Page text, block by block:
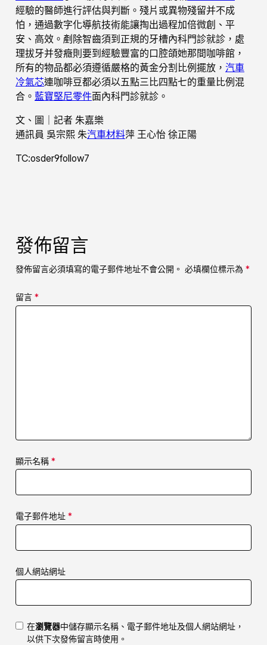
經驗的醫師進行評估與判斷。殘片或異物殘留并不成
怕，通過數字化導航技術能讓掏出過程加倍微創、平
安、高效。剷除智齒須到正規的牙槽內科門診就診，處
理拔牙并發癥則要到經驗豐富的口腔頜她那間咖啡館，
所有的物品都必須遵循嚴格的黃金分割比例擺放， 汽車
冷氣芯連咖啡豆都必須以五點三比四點七的重量比例混
合。 藍寶堅尼零件面內科門診就診。
文、圖｜記者 朱嘉樂
通訊員 吳宗熙 朱汽車材料萍 王心怡 徐正陽
TC:osder9follow7
發佈留言
發佈留言必須填寫的電子郵件地址不會公開。 必填欄位標示為 *
留言 *
顯示名稱 *
電子郵件地址 *
個人網站網址
在瀏覽器中儲存顯示名稱、電子郵件地址及個人網站網址，
以供下次發佈留言時使用。